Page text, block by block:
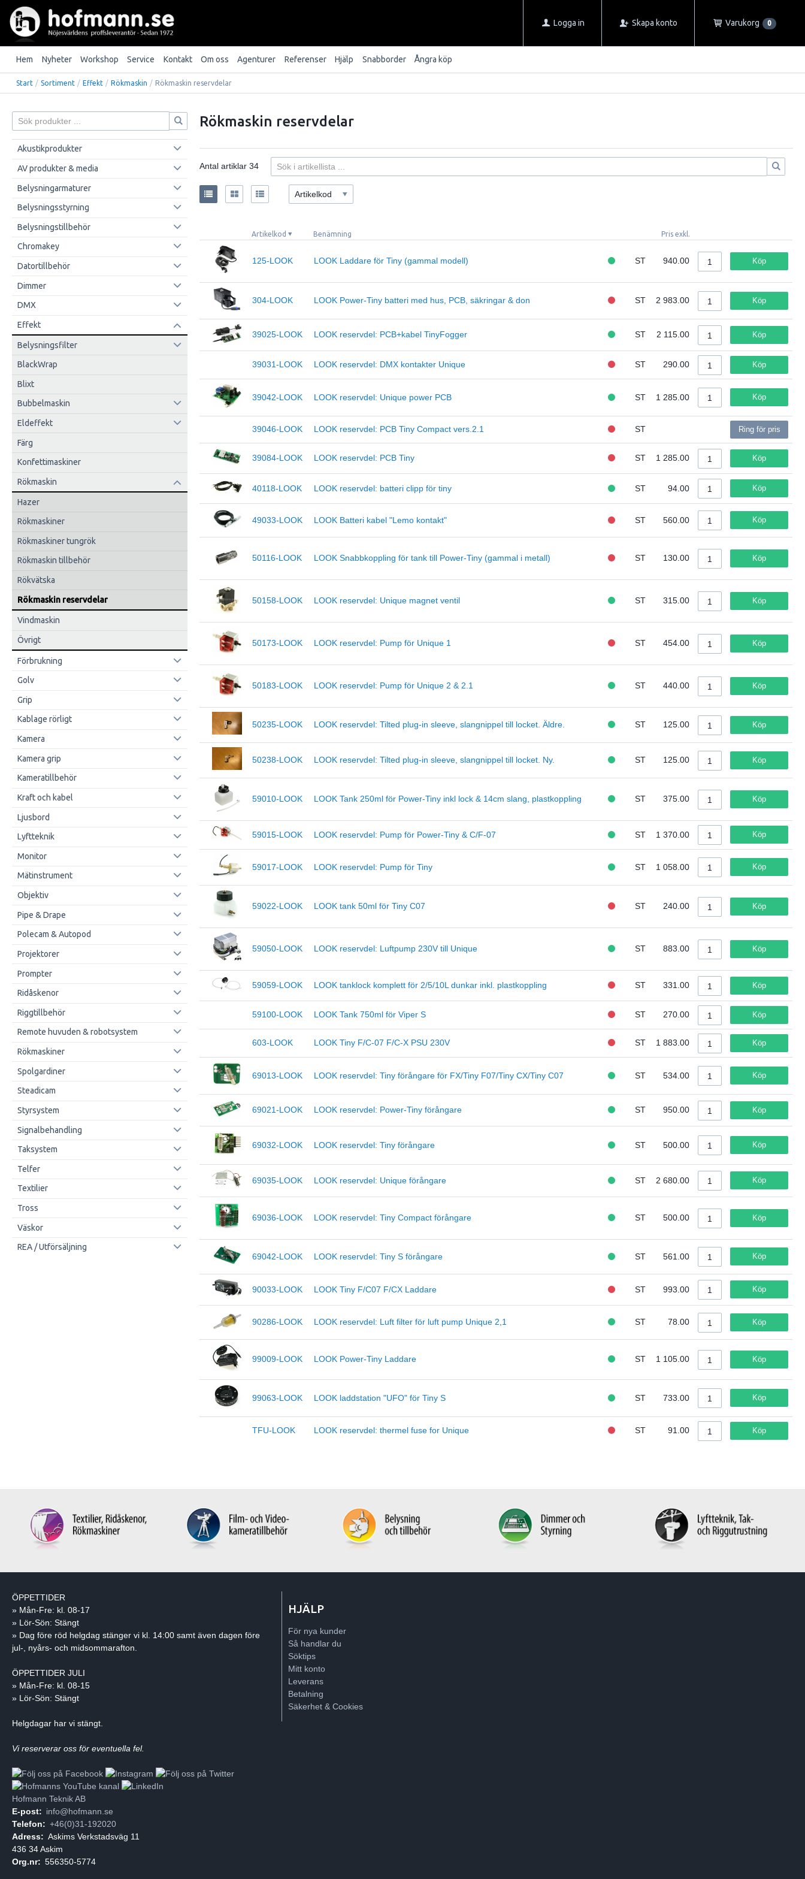
Logga in Skapa konto Varukorg 0
Hem Nyheter Workshop Service Kontakt Om oss Agenturer Referenser Hjälp Snabborder Ångra köp
Start / Sortiment / Effekt / Rökmaskin / Rökmaskin reservdelar
Akustikprodukter
AV produkter & media
Belysningarmaturer
Belysningsstyrning
Belysningstillbehör
Chromakey
Datortillbehör
Dimmer
DMX
Effekt
Belysningsfilter
BlackWrap
Blixt
Bubbelmaskin
Eldeffekt
Färg
Konfettimaskiner
Rökmaskin
Hazer
Rökmaskiner
Rökmaskiner tungrök
Rökmaskin tillbehör
Rökvätska
Rökmaskin reservdelar
Vindmaskin
Övrigt
Förbrukning
Golv
Grip
Kablage rörligt
Kamera
Kamera grip
Kameratillbehör
Kraft och kabel
Ljusbord
Lyftteknik
Monitor
Mätinstrument
Objektiv
Pipe & Drape
Polecam & Autopod
Projektorer
Prompter
Ridåskenor
Riggtillbehör
Remote huvuden & robotsystem
Rökmaskiner
Spolgardiner
Steadicam
Styrsystem
Signalbehandling
Taksystem
Telfer
Textilier
Tross
Väskor
REA / Utförsäljning
Rökmaskin reservdelar
Antal artiklar34
Artikelkod
Artikelkod Benämning Pris exkl.
125-LOOK LOOK Laddare för Tiny (gammal modell) ST 940.00 Köp
304-LOOK LOOK Power-Tiny batteri med hus, PCB, säkringar & don ST 2 983.00 Köp
39025-LOOK LOOK reservdel: PCB+kabel TinyFogger ST 2 115.00 Köp
39031-LOOK LOOK reservdel: DMX kontakter Unique ST 290.00 Köp
39042-LOOK LOOK reservdel: Unique power PCB ST 1 285.00 Köp
39046-LOOK LOOK reservdel: PCB Tiny Compact vers.2.1 ST Ring för pris
39084-LOOK LOOK reservdel: PCB Tiny ST 1 285.00 Köp
40118-LOOK LOOK reservdel: batteri clipp för tiny ST 94.00 Köp
49033-LOOK LOOK Batteri kabel "Lemo kontakt" ST 560.00 Köp
50116-LOOK LOOK Snabbkoppling för tank till Power-Tiny (gammal i metall) ST 130.00 Köp
50158-LOOK LOOK reservdel: Unique magnet ventil ST 315.00 Köp
50173-LOOK LOOK reservdel: Pump för Unique 1 ST 454.00 Köp
50183-LOOK LOOK reservdel: Pump för Unique 2 & 2.1 ST 440.00 Köp
50235-LOOK LOOK reservdel: Tilted plug-in sleeve, slangnippel till locket. Äldre. ST 125.00 Köp
50238-LOOK LOOK reservdel: Tilted plug-in sleeve, slangnippel till locket. Ny. ST 125.00 Köp
59010-LOOK LOOK Tank 250ml för Power-Tiny inkl lock & 14cm slang, plastkoppling ST 375.00 Köp
59015-LOOK LOOK reservdel: Pump för Power-Tiny & C/F-07 ST 1 370.00 Köp
59017-LOOK LOOK reservdel: Pump för Tiny ST 1 058.00 Köp
59022-LOOK LOOK tank 50ml för Tiny C07 ST 240.00 Köp
59050-LOOK LOOK reservdel: Luftpump 230V till Unique ST 883.00 Köp
59059-LOOK LOOK tanklock komplett för 2/5/10L dunkar inkl. plastkoppling ST 331.00 Köp
59100-LOOK LOOK Tank 750ml för Viper S ST 270.00 Köp
603-LOOK LOOK Tiny F/C-07 F/C-X PSU 230V ST 1 883.00 Köp
69013-LOOK LOOK reservdel: Tiny förångare för FX/Tiny F07/Tiny CX/Tiny C07 ST 534.00 Köp
69021-LOOK LOOK reservdel: Power-Tiny förångare ST 950.00 Köp
69032-LOOK LOOK reservdel: Tiny förångare ST 500.00 Köp
69035-LOOK LOOK reservdel: Unique förångare ST 2 680.00 Köp
69036-LOOK LOOK reservdel: Tiny Compact förångare ST 500.00 Köp
69042-LOOK LOOK reservdel: Tiny S förångare ST 561.00 Köp
90033-LOOK LOOK Tiny F/C07 F/CX Laddare ST 993.00 Köp
90286-LOOK LOOK reservdel: Luft filter för luft pump Unique 2,1 ST 78.00 Köp
99009-LOOK LOOK Power-Tiny Laddare ST 1 105.00 Köp
99063-LOOK LOOK laddstation "UFO" för Tiny S ST 733.00 Köp
TFU-LOOK LOOK reservdel: thermel fuse for Unique ST 91.00 Köp
ÖPPETTIDER
» Mån-Fre: kl. 08-17
» Lör-Sön: Stängt
» Dag före röd helgdag stänger vi kl. 14:00 samt även dagen före
jul-, nyårs- och midsommarafton.
ÖPPETTIDER JULI
» Mån-Fre: kl. 08-15
» Lör-Sön: Stängt
Helgdagar har vi stängt.
Vi reserverar oss för eventuella fel.
Hofmann Teknik AB
E-post: info@hofmann.se
Telefon: +46(0)31-192020
Adress: Askims Verkstadsväg 11
436 34 Askim
Org.nr: 556350-5774
HJÄLP
För nya kunder
Så handlar du
Söktips
Mitt konto
Leverans
Betalning
Säkerhet & Cookies